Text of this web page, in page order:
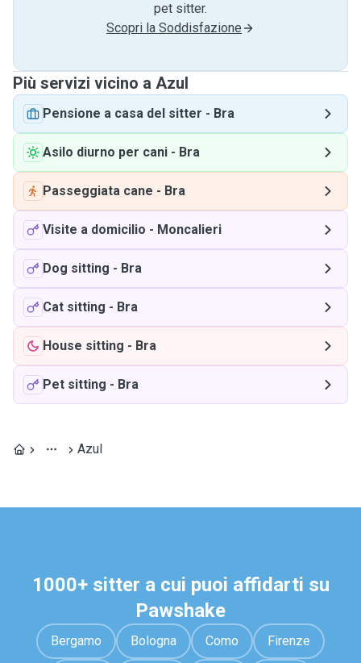
pet sitter.
Scopri la Soddisfazione
Più servizi vicino a Azul
Pensione a casa del sitter - Bra
Asilo diurno per cani - Bra
Passeggiata cane - Bra
Visite a domicilio - Moncalieri
Dog sitting - Bra
Cat sitting - Bra
House sitting - Bra
Pet sitting - Bra
Azul
1000+ sitter a cui puoi affidarti su
Pawshake
Bergamo Bologna Como Firenze